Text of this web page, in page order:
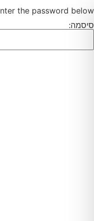
the password below.
סיסמה: